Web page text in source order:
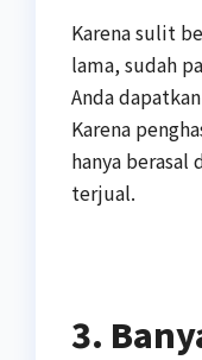
Karena sulit
lama, sudah
Anda
Karena
hanya berasal
terjual.
3.